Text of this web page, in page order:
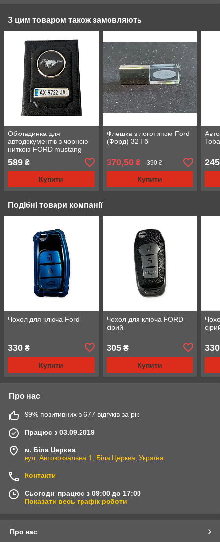
З цим товаром також замовляють
Обкладинка для
автодокументів з чорною
ниткою FORD mustang
589 ₴
Купити
Флешка з логотипом Ford
(Форд) 32 Гб
370,50₴ 390 ₴
Купити
245
Подібні товари компанії
Чохол для ключа Ford
330 ₴
Купити
Чохол для ключа FORD
сірий
305₴
Купити
330
Про нас
99% позитивних з 677 відгуків за рік
Працює з 03.09.2019
м. Біла Церква
вул. Автовокзальна 1, Біла Церква, Україна
Контакти
Сьогодні працює з 09:00 до 17:00
Показати весь графік роботи
Про нас